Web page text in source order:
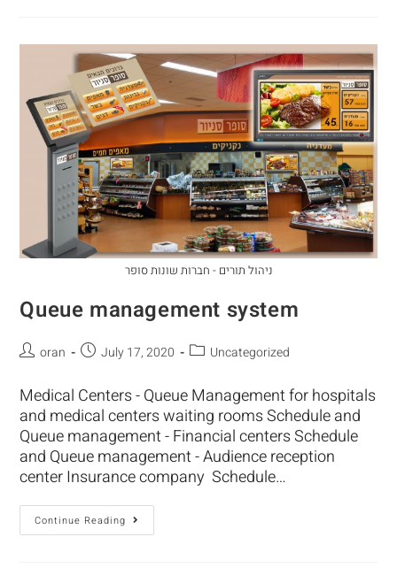
ניהול תורים - חברות שונות סופר
Queue management system
oran July 17, 2020 Uncategorized
Medical Centers - Queue Management for hospitals
and medical centers waiting rooms Schedule and
Queue management - Financial centers Schedule
and Queue management - Audience reception
center Insurance company Schedule…
Continue Reading